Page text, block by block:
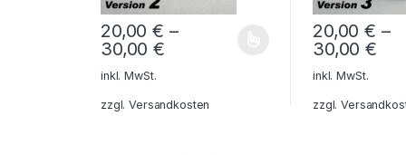
20,00€ –
30,00€
Dieses Produkt weist mehrere Varianten auf. Die
inkl. MwSt.
zzgl.Versandkosten
20,00€ –
30,00€
Dieses
inkl. MwSt.
zzgl.